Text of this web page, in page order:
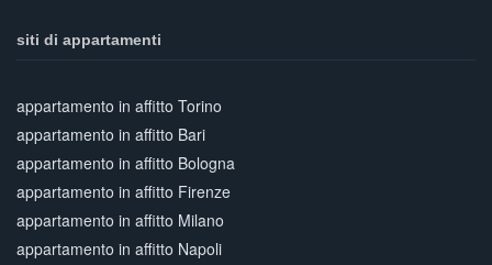
siti di appartamenti
appartamento in affitto Torino
appartamento in affitto Bari
appartamento in affitto Bologna
appartamento in affitto Firenze
appartamento in affitto Milano
appartamento in affitto Napoli